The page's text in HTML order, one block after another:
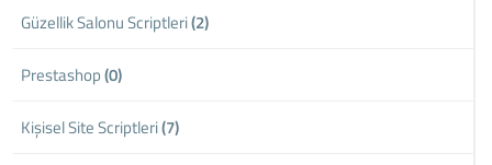
Güzellik Salonu Scriptleri(2)
Prestashop(0)
Kişisel Site Scriptleri(7)